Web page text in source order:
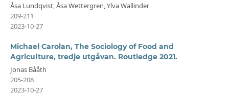
Åsa Lundqvist, Åsa Wettergren, Ylva Wallinder
209-211
2023-10-27
Michael Carolan, The Sociology of Food and
Agriculture, tredje utgåvan. Routledge 2021.
Jonas Bååth
205-208
2023-10-27